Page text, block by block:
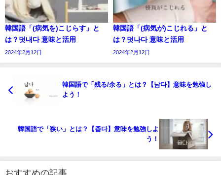
韓国語「(病気を)こじらす」と
は？덧내다 意味と活用
2024年2月12日
韓国語「(病気が)こじれる」と
は？덧나다 意味と活用
2024年2月12日
韓国語で「残る/余る」とは？【남다】意味を勉強し
よう！
韓国語で「狭い」とは？【좁다】意味を勉強しよ
う！
おすすめの記事